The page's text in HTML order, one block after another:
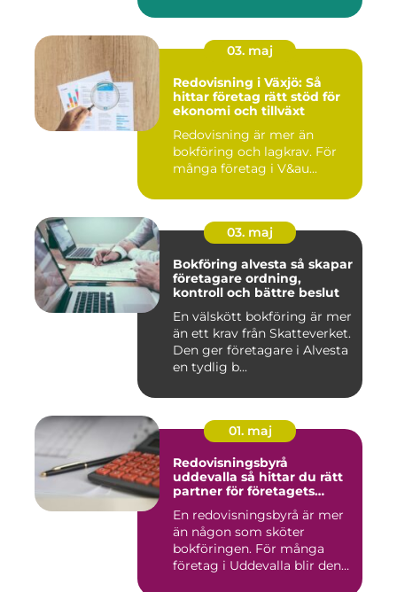
03. maj
Redovisning i Växjö: Så
hittar företag rätt stöd för
ekonomi och tillväxt
Redovisning är mer än
bokföring och lagkrav. För
många företag i V&au...
03. maj
Bokföring alvesta så skapar
företagare ordning,
kontroll och bättre beslut
En välskött bokföring är mer
än ett krav från Skatteverket.
Den ger företagare i Alvesta
en tydlig b...
01. maj
Redovisningsbyrå
uddevalla så hittar du rätt
partner för företagets
En redovisningsbyrå är mer
än någon som sköter
bokföringen. För många
företag i Uddevalla blir den